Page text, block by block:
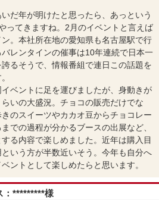
だ年が明けたと思ったら、あっという
ってきますね。2月のイベントと言えば
。本社所在地の愛知県も名古屋駅で行
レンタインの催事は10年連続で日本一
るそうで、情報番組で連日この話題を
ベントに足を運びましたが、身動きが
いの大盛況。チョコの販売だけでな
きのスイーツやカカオ豆からチョコレー
までの過程が分かるブースの出展など、
る内容で楽しめました。近年は購入目
いう方が半数近いそう。今年も自分へ
ントとして楽しめたらと思います。
：*********様